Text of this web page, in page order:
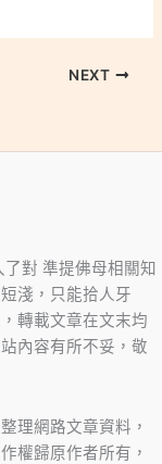
NEXT
對 準提佛母相關知
淺，只能拾人牙
轉載文章在文末均
內容有所不妥，敬
理網路文章資料，
權歸原作者所有，